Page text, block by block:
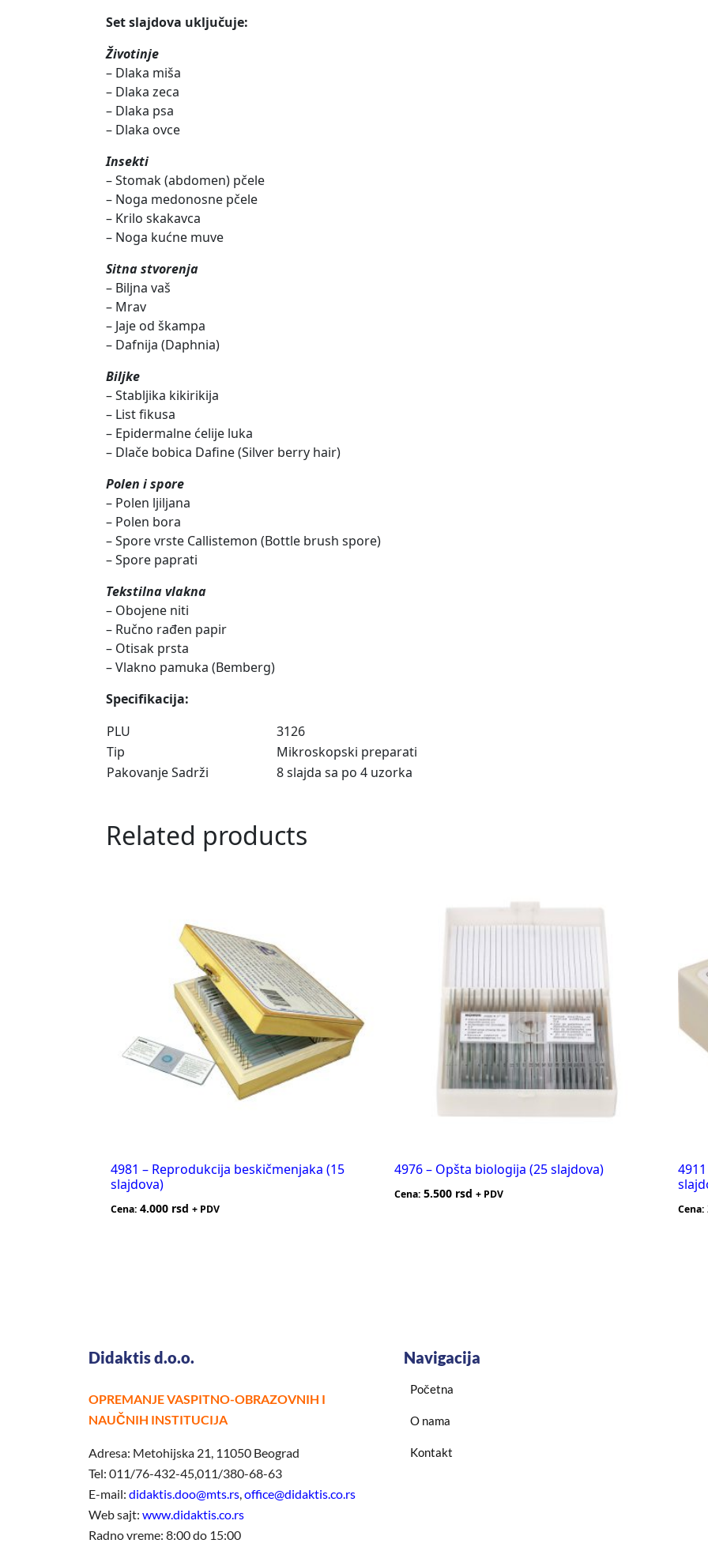
Set slajdova uključuje:
Životinje
– Dlaka miša
– Dlaka zeca
– Dlaka psa
– Dlaka ovce
Insekti
– Stomak (abdomen) pčele
– Noga medonosne pčele
– Krilo skakavca
– Noga kućne muve
Sitna stvorenja
– Biljna vaš
– Mrav
– Jaje od škampa
– Dafnija (Daphnia)
Biljke
– Stabljika kikirikija
– List fikusa
– Epidermalne ćelije luka
– Dlače bobica Dafine (Silver berry hair)
Polen i spore
– Polen ljiljana
– Polen bora
– Spore vrste Callistemon (Bottle brush spore)
– Spore paprati
Tekstilna vlakna
– Obojene niti
– Ručno rađen papir
– Otisak prsta
– Vlakno pamuka (Bemberg)
Specifikacija:
PLU
3126
Tip
Mikroskopski preparati
Pakovanje Sadrži
8 slajda sa po 4 uzorka
Related products
4981 – Reprodukcija beskičmenjaka (15
slajdova)
Cena: 4.000 rsd + PDV
4976 – Opšta biologija (25 slajdova)
Cena: 5.500 rsd + PDV
Cena:
Didaktis d.o.o.
OPREMANJE VASPITNO-OBRAZOVNIH I
NAUČNIH INSTITUCIJA
Adresa: Metohijska 21, 11050 Beograd
Tel: 011/76-432-45,011/380-68-63
E-mail: didaktis.doo@mts.rs office@didaktis.co.rs
Web sajt: www.didaktis.co.rs
Radno vreme: 8:00 do 15:00
Navigacija
Početna
O nama
Kontakt